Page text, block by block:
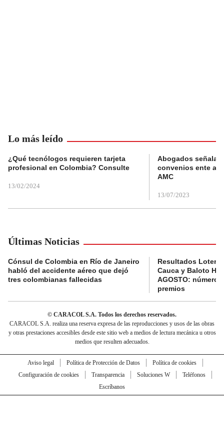
Lo más leído
¿Qué tecnólogos requieren tarjeta
profesional en Colombia? Consulte
13/02/2024
Abogados
convenios ente
AMC
13/07/2023
Últimas Noticias
Cónsul de Colombia en Río de Janeiro
habló del accidente aéreo que dejó
tres colombianas fallecidas
Resultados
Cauca y Baloto
AGOSTO:
premios
© CARACOL S.A. Todos los derechos reservados.
CARACOL S.A. realiza una reserva expresa de las reproducciones y usos de las obras
y otras prestaciones accesibles desde este sitio web a medios de lectura mecánica u otros
medios que resulten adecuados.
Aviso legal Política de Protección de Datos
Política de cookies
Configuración de cookies
Transparencia Soluciones W
Teléfonos
Escríbanos